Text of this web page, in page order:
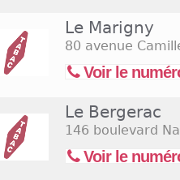
Le Marigny
80 avenue
Voir le
Le Bergerac
146 boulevard
Voir le